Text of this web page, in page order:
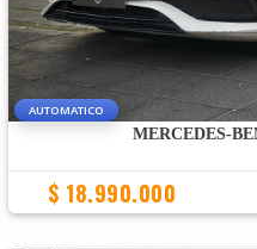
AUTOMATICO
MERCEDES-
$ 18.990.000